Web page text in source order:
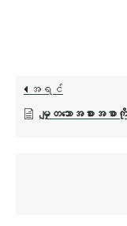
အရင်
မျှတသောအစားအစ